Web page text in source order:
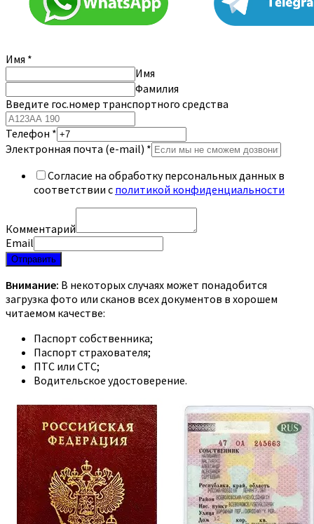
Имя *
Имя
Фамилия
Введите гос.номер транспортного средства
Телефон *
Электронная почта (e-mail) *
Согласие на обработку персональных данных в
соответствии с политикой конфиденциальности
Комментарий
Email
Отправить
Внимание: В некоторых случаях может понадобится
загрузка фото или сканов всех документов в хорошем
читаемом качестве:
Паспорт собственника;
Паспорт страхователя;
ПТС или СТС;
Водительское удостоверение.